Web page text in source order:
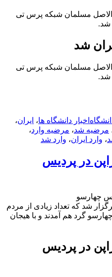
مسلمان شبکه پرس تی
شد.
شد
مسلمان شبکه پرس تی
شد.
اخبار دانشگاه ها، ایران،
مرضیه شد، مرضیه وارد،
، وارد ایران، وارد شد
در پردیس
چهارسو
شد که تعداد زیادی از مردم
گرد هم آمدند و با هیجان
در پردیس